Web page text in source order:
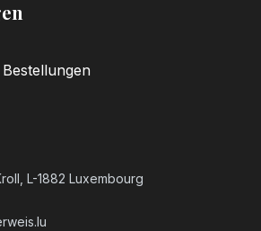
L-1882 Luxembourg